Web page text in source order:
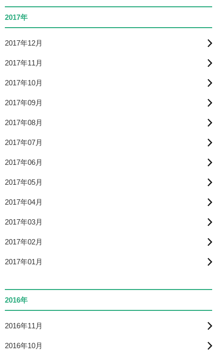
2017年
2017年12月
2017年11月
2017年10月
2017年09月
2017年08月
2017年07月
2017年06月
2017年05月
2017年04月
2017年03月
2017年02月
2017年01月
2016年
2016年11月
2016年10月